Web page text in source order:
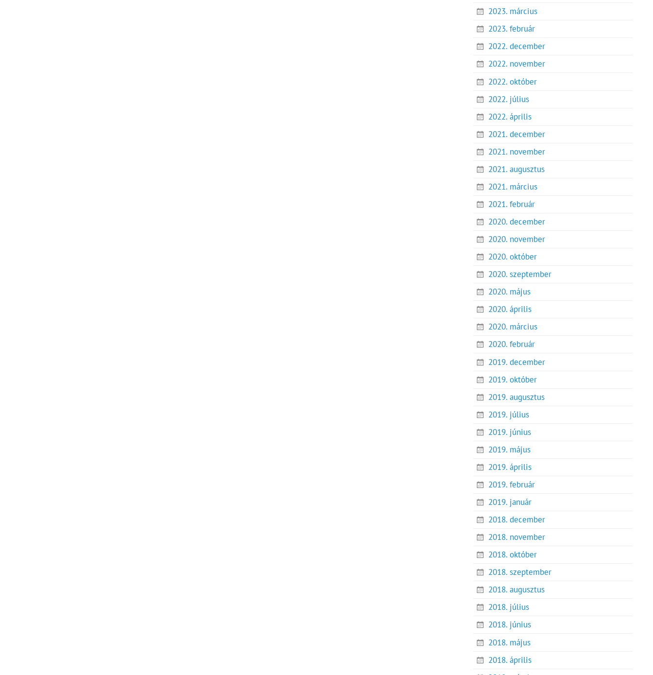
2023. március
2023. február
2022. december
2022. november
2022. október
2022. július
2022. április
2021. december
2021. november
2021. augusztus
2021. március
2021. február
2020. december
2020. november
2020. október
2020. szeptember
2020. május
2020. április
2020. március
2020. február
2019. december
2019. október
2019. augusztus
2019. július
2019. június
2019. május
2019. április
2019. február
2019. január
2018. december
2018. november
2018. október
2018. szeptember
2018. augusztus
2018. július
2018. június
2018. május
2018. április